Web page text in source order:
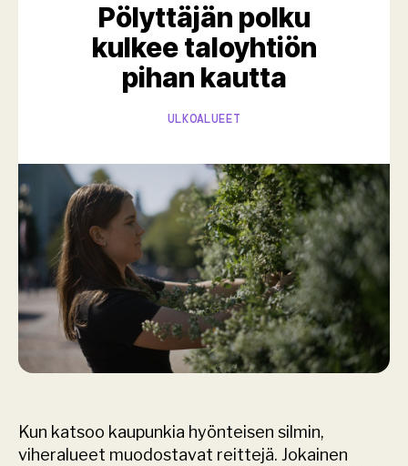
Pölyttäjän polku
kulkee taloyhtiön
pihan kautta
ULKOALUEET
Kun katsoo kaupunkia hyönteisen silmin,
viheralueet muodostavat reittejä. Jokainen